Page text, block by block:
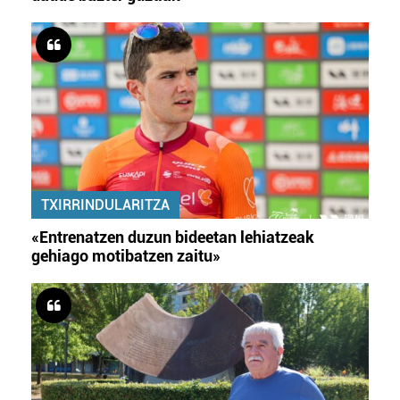
TXIRRINDULARITZA
«Entrenatzen duzun bideetan lehiatzeak
gehiago motibatzen zaitu»